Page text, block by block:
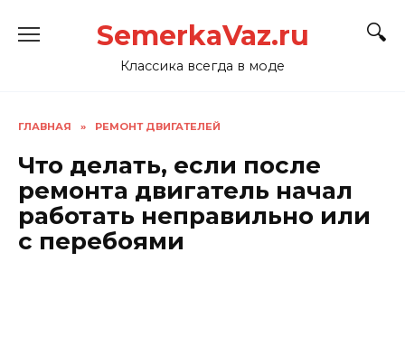
SemerkaVaz.ru
Классика всегда в моде
ГЛАВНАЯ » РЕМОНТ ДВИГАТЕЛЕЙ
Что делать, если после
ремонта двигатель начал
работать неправильно или
с перебоями